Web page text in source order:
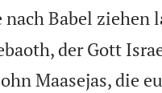
Babel ziehen
der Gott
Maasejas, die